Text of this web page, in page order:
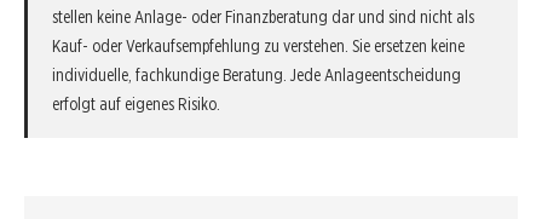
stellen keine Anlage- oder Finanzberatung dar und sind nicht als
Kauf- oder Verkaufsempfehlung zu verstehen. Sie ersetzen keine
individuelle, fachkundige Beratung. Jede Anlageentscheidung
erfolgt auf eigenes Risiko.